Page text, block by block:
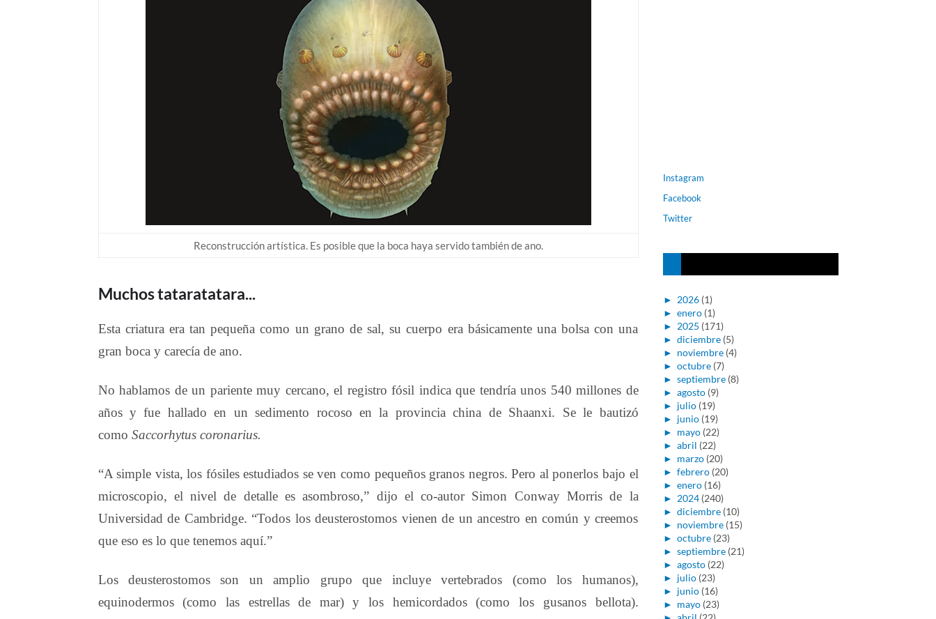
Reconstrucción artística. Es posible que la boca haya servido también de ano.
Muchos tataratatara...
Esta criatura era tan pequeña como un grano de sal, su cuerpo era básicamente una bolsa con una
gran boca y carecía de ano.
No hablamos de un pariente muy cercano, el registro fósil indica que tendría unos 540 millones de
años y fue hallado en un sedimento rocoso en la provincia china de Shaanxi. Se le bautizó
como Saccorhytus coronarius.
“A simple vista, los fósiles estudiados se ven como pequeños granos negros. Pero al ponerlos bajo el
microscopio, el nivel de detalle es asombroso,” dijo el co-autor Simon Conway Morris de la
Universidad de Cambridge. “Todos los deusterostomos vienen de un ancestro en común y creemos
que eso es lo que tenemos aquí.”
Los deusterostomos son un amplio grupo que incluye vertebrados (como los humanos),
equinodermos (como las estrellas de mar) y los hemicordados (como los gusanos bellota).
Instagram
Facebook
Twitter
► 2026 (1)
► enero (1)
► 2025 (171)
► diciembre (5)
► noviembre (4)
► octubre (7)
► septiembre (8)
► agosto (9)
► julio (19)
► junio (19)
► mayo (22)
► abril (22)
► marzo (20)
► febrero (20)
► enero (16)
► 2024 (240)
► diciembre (10)
► noviembre (15)
► octubre (23)
► septiembre (21)
► agosto (22)
► julio (23)
► junio (16)
► mayo (23)